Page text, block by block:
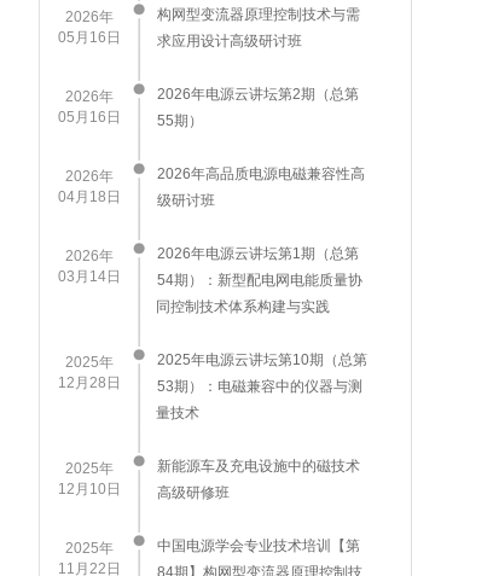
2026年
05月16日
构网型变流器原理控制技术与需
求应用设计高级研讨班
2026年
05月16日
2026年电源云讲坛第2期（总第
55期）
2026年
04月18日
2026年高品质电源电磁兼容性高
级研讨班
2026年
03月14日
2026年电源云讲坛第1期（总第
54期）：新型配电网电能质量协
同控制技术体系构建与实践
2025年
12月28日
2025年电源云讲坛第10期（总第
53期）：电磁兼容中的仪器与测
量技术
2025年
12月10日
新能源车及充电设施中的磁技术
高级研修班
2025年
11月22日
中国电源学会专业技术培训【第
84期】构网型变流器原理控制技